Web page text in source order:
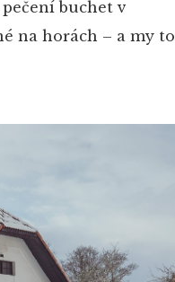
buchet v
na horách – a my to